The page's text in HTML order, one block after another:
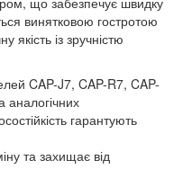
винятковою гостротою
якість із зручністю
CAP-J7, CAP-R7, CAP-
аналогічних
гарантують
та захищає від